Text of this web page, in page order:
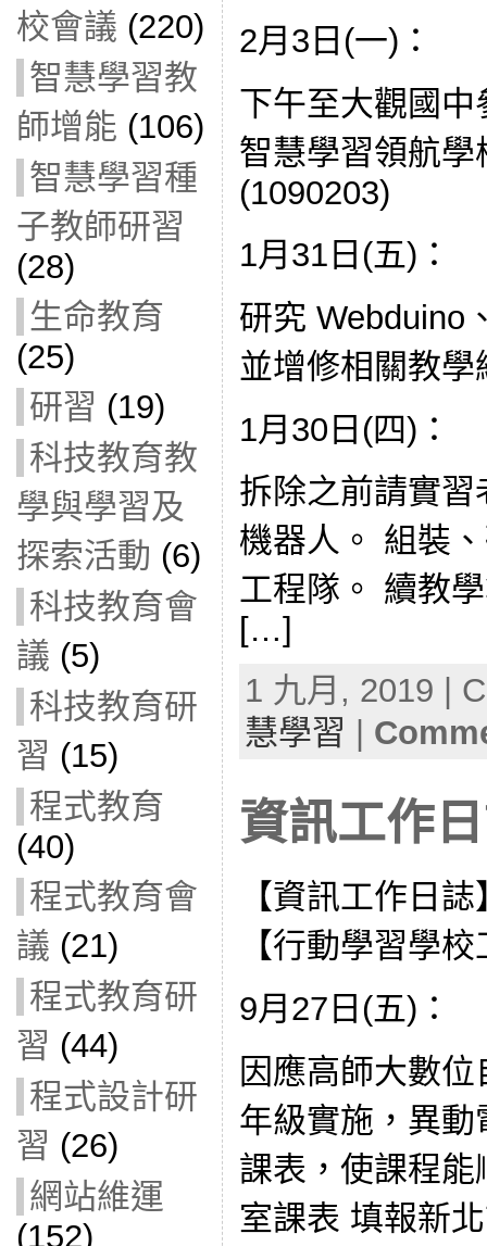
校會議 (220)
智慧學習教
師增能 (106)
智慧學習種
子教師研習
(28)
生命教育
(25)
研習 (19)
科技教育教
學與學習及
探索活動 (6)
科技教育會
議 (5)
科技教育研
習 (15)
程式教育
(40)
程式教育會
議 (21)
程式教育研
習 (44)
程式設計研
習 (26)
網站維運
(152)
2月3日(一)：
下午至大觀國
智慧學習領航
(1090203)
1月31日(五)：
研究 Webduino
並增修相關教學
1月30日(四)：
拆除之前請實
機器人。 組裝
工程隊。 續教
[…]
1 九月, 2019 |
慧學習
資訊工作
【資訊工作日
【行動學習學
9月27日(五)：
因應高師大數
年級實施，異
課表，使課程
室課表 填報新